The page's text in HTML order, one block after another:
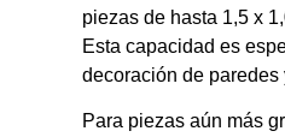
piezas de hasta 1,5 x
Esta capacidad es
decoración de
Para piezas aún más